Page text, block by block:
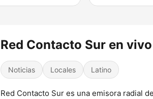
Red Contacto Sur en vivo
Noticias Locales Latino
Red Contacto Sur es una emisora radial